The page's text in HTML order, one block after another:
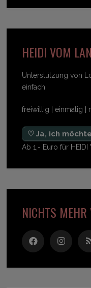
HEIDI VOM
Unterstützung von
einfach:
freiwillig | einmalig |
♡ Ja, ich
Ab 1,- Euro für
NICHTS MEHR